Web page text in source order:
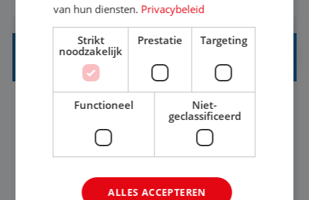
reiswereld gebeurt. Met je enthousiasme weet je
klanten te overtuigen om die droomreis te
boeken! ...
REISADVISEUR ALLROUND
Aalsmeer, Noord-Holland, Nederland
Baan
MBO
het nu voor jezelf is, of voor een ander: jij vindt
van hun diensten. Privacybeleid
Strikt
noodzakelijk
Prestatie Targeting
Functioneel
Niet-
geclassificeerd
ALLES ACCEPTEREN